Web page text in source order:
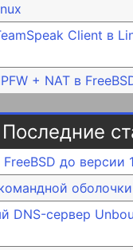
Client в
+ NAT в
Последние
до версии
DNS-сервер